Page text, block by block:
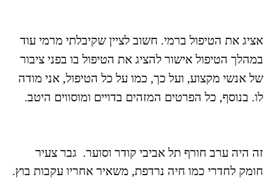
אציג את הטיפול ברמי. חשוב לציין שקיבלתי מרמי עוד
במהלך הטיפול אישור להציג את הטיפול בו בפני ציבור
של אנשי מקצוע, ועל כך, כמו על כל הטיפול, אני מודה
לו. בנוסף, כל הפרטים המזהים בדויים ומוסווים היטב.
זה היה ערב חורף תל אביבי קודר וסוער. גבר צעיר
חומק לחדרי כמו חיה נרדפת, משאיר אחריו עקבות בוץ.